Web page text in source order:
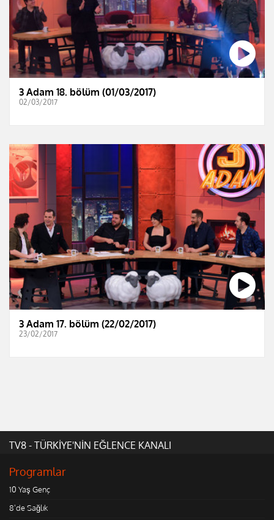
3 Adam 18. bölüm (01/03/2017)
02/03/2017
3 Adam 17. bölüm (22/02/2017)
23/02/2017
TV8 - TÜRKİYE'NİN EĞLENCE KANALI
Programlar
10 Yaş Genç
8'de Sağlık